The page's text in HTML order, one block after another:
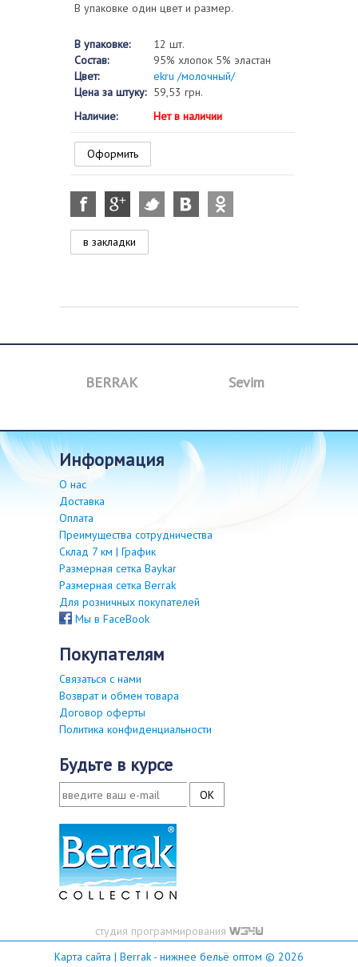
В упаковке один цвет и размер.
В упаковке:
12 шт.
Состав:
95% хлопок 5% эластан
Цвет:
ekru /молочный/
Цена за штуку: 59,53 грн.
Наличие:
Нет в наличии
Оформить
в закладки
BERRAK Sevim
информация
О нас
Доставка
Оплата
Преимущества сотрудничества
Склад 7 км | График
Размерная сетка Baykar
Размерная сетка Berrak
Для розничных покупателей
Мы в FaceBook
покупателям
Связаться с нами
Возврат и обмен товара
Договор оферты
Политика конфиденциальности
будьте в курсе
студия программирования
Карта сайта | Berrak - нижнее бельё оптом © 2026